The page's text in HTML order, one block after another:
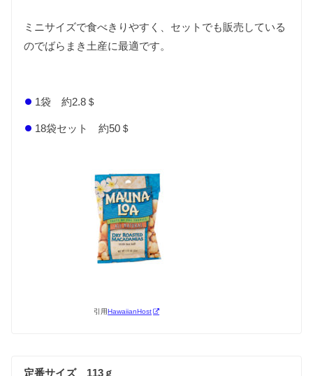
ミニサイズで食べきりやすく、セットでも販売している
のでばらまき土産に最適です。
1袋 約2.8＄
18袋セット 約50＄
引用HawaiianHost
定番サイズ 113ｇ